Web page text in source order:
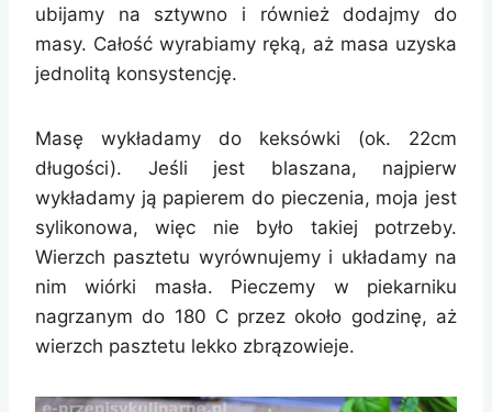
ubijamy na sztywno i również dodajmy do
masy. Całość wyrabiamy ręką, aż masa uzyska
jednolitą konsystencję.
Masę wykładamy do keksówki (ok. 22cm
długości). Jeśli jest blaszana, najpierw
wykładamy ją papierem do pieczenia, moja jest
sylikonowa, więc nie było takiej potrzeby.
Wierzch pasztetu wyrównujemy i układamy na
nim wiórki masła. Pieczemy w piekarniku
nagrzanym do 180 C przez około godzinę, aż
wierzch pasztetu lekko zbrązowieje.